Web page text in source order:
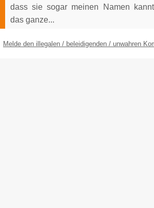
dass sie sogar meinen Namen
das ganze...
Melde den illegalen / beleidigenden / unwahren